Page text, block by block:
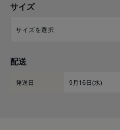
サイズ
配送
発送日 9月16日(水)